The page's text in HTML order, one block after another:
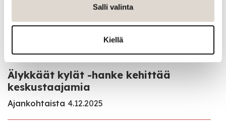
Salli valinta
Kiellä
RYHTI-hanke
16.12.2025
Älykkäät kylät -hanke kehittää
keskustaajamia
Ajankohtaista 4.12.2025